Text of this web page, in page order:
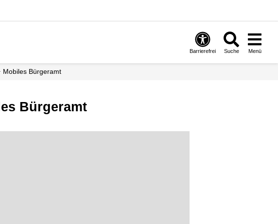
Barrierefrei Suche Menü
Mobiles Bürgeramt
Bürgeramt